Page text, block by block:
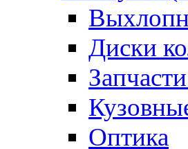
Диски
Оптика